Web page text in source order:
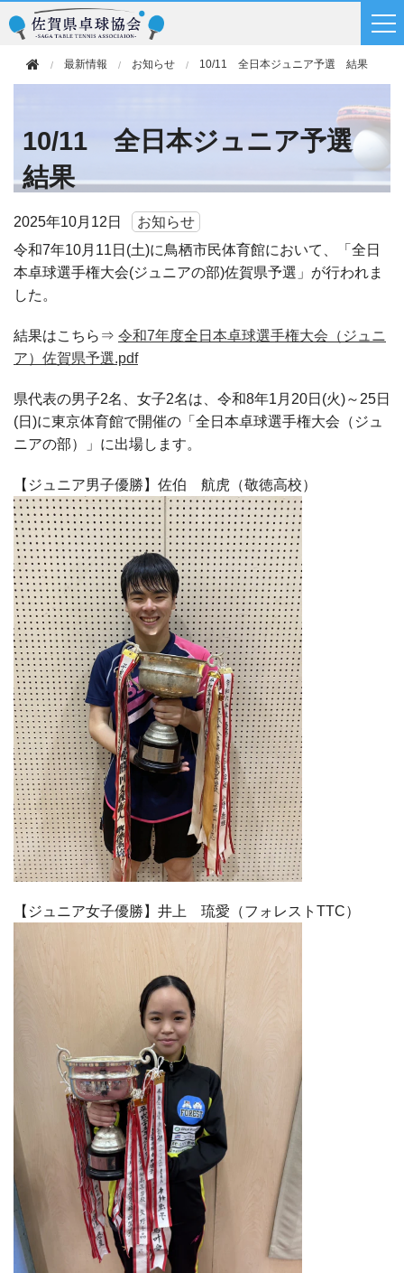
最新情報 お知らせ 10/11 全日本ジュニア予選 結果
10/11 全日本ジュニア予選
結果
2025年10月12日
お知らせ
令和7年10月11日(土)に鳥栖市民体育館において、「全日
本卓球選手権大会(ジュニアの部)佐賀県予選」が行われま
した。
結果はこちら⇒ 令和7年度全日本卓球選手権大会（ジュニ
ア）佐賀県予選.pdf
県代表の男子2名、女子2名は、令和8年1月20日(火)～25日
(日)に東京体育館で開催の「全日本卓球選手権大会（ジュ
ニアの部）」に出場します。
【ジュニア男子優勝】佐伯 航虎（敬徳高校）
【ジュニア女子優勝】井上 琉愛（フォレストTTC）